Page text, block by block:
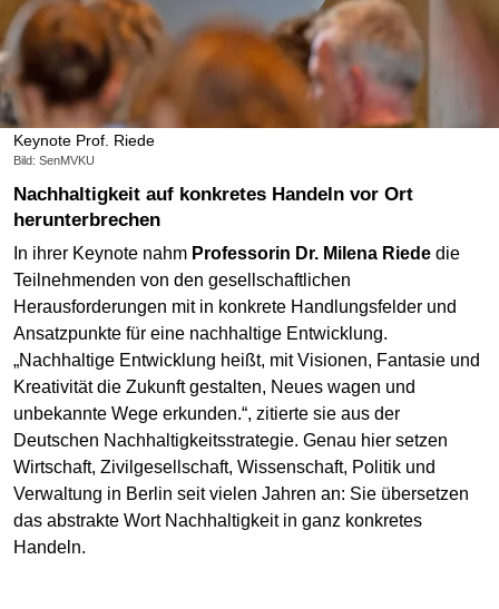
Keynote Prof. Riede
Bild: SenMVKU
Nachhaltigkeit auf konkretes Handeln vor Ort
herunterbrechen
In ihrer Keynote nahm Professorin Dr. Milena Riede die
Teilnehmenden von den gesellschaftlichen
Herausforderungen mit in konkrete Handlungsfelder und
Ansatzpunkte für eine nachhaltige Entwicklung.
„Nachhaltige Entwicklung heißt, mit Visionen, Fantasie und
Kreativität die Zukunft gestalten, Neues wagen und
unbekannte Wege erkunden.“, zitierte sie aus der
Deutschen Nachhaltigkeitsstrategie. Genau hier setzen
Wirtschaft, Zivilgesellschaft, Wissenschaft, Politik und
Verwaltung in Berlin seit vielen Jahren an: Sie übersetzen
das abstrakte Wort Nachhaltigkeit in ganz konkretes
Handeln.